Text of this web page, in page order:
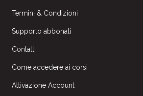
Termini & Condizioni
Supporto abbonati
Contatti
Come accedere ai corsi
Attivazione Account